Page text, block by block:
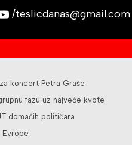
/teslicdanas@gmail.com
koncert Petra Graše
fazu uz najveće kvote
domaćih političara
Evrope